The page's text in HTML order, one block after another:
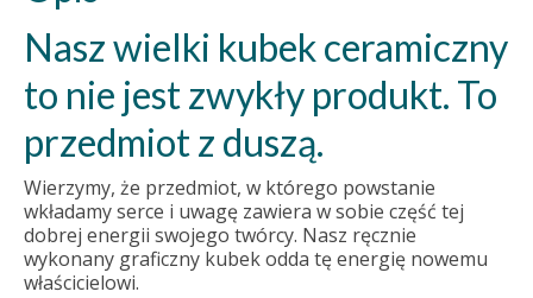
Nasz wielki kubek ceramiczny
to nie jest zwykły produkt. To
przedmiot z duszą.
Wierzymy, że przedmiot, w którego powstanie
wkładamy serce i uwagę zawiera w sobie część tej
dobrej energii swojego twórcy. Nasz ręcznie
wykonany graficzny kubek odda tę energię nowemu
właścicielowi.